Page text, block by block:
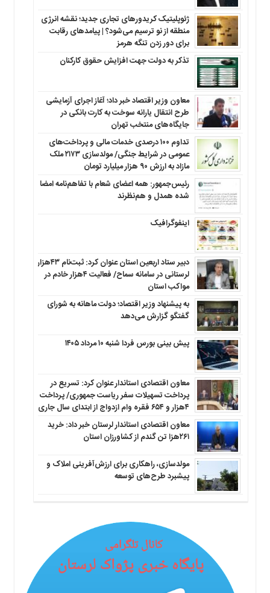
ژئوپلیتیک کریدورهای تجاری جدید؛ نقشه انرژی
منطقه‌ از نو ترسیم می‌شود؟ | پیامدهای رقابت
برای دور زدن تنگه هرمز
تذکر به دولت جهت افزایش حقوق کارکنان ‌
معاون وزیر اقتصاد خبر داد؛ آغاز اجرای آزمایشی
طرح انتقال یارانه سوخت به کارت بانکی در
جایگاه‌های منتخب تهران
تداوم ۱۰۰ درصدی خدمات مالی و پرداخت‌های
عمومی در شرایط جنگی/ مولدسازی ۲۱۷۳ ملک
مازاد به ارزش ۹۰ هزار میلیارد تومان
رئیس‌جمهور: همه اعضای شعام با تفاهم‌نامه امضا
شده همدل و هم‌نظرند
اینفوگرافیک
دبیر ستاد اربعین استان عنوان کرد: ثبت‌نام ۴۳هزار
لرستانی در سامانه سماح/ فعالیت ۴هزار خادم در
مواکب استان
به پیشنهاد وزیر اقتصاد؛ دولت ماهانه به شورای
گفتگو گزارش می‌دهد
پیش بینی بورس فردا شنبه ۱۰ مرداد ۱۴۰۵
معاون اقتصادی استاندار عنوان کرد: تسریع در
پرداخت تسهیلات سفر ریاست جمهوری/ پرداخت
۴هزار و ۶۵۴ فقره وام ازدواج از ابتدای سال جاری
معاون اقتصادی استاندار لرستان خبر داد: خرید
۲۶۱هزا تن گندم از کشاورزان استان
مولدسازی، راهکاری برای ارزش‌آفرینی املاک و
پیشبرد طرح‌های توسعه